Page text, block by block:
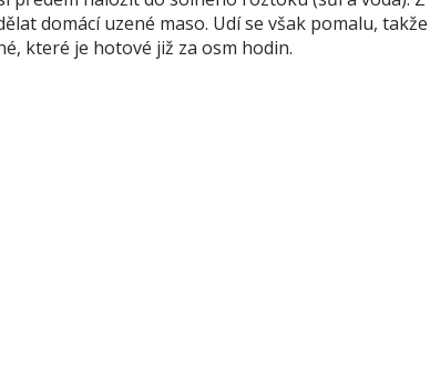
domácí uzené maso. Udí se však pomalu,
které je hotové již za osm hodin.